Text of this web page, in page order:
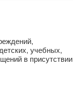
учебных,
в присутствии